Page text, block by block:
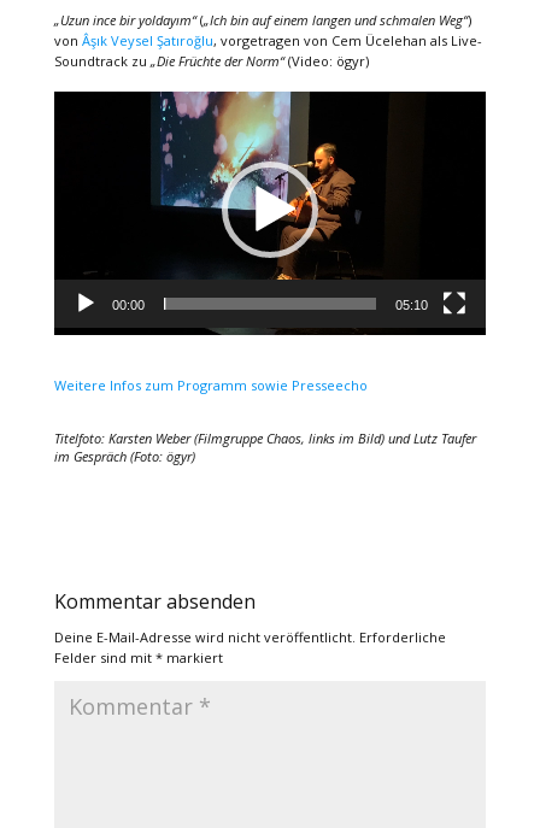
„Uzun ince bir yoldayım“(„Ich bin auf einem langen und schmalen Weg“)
von Âşık Veysel Şatıroğlu, vorgetragen von Cem Ücelehan als Live-
Soundtrack zu „Die Früchte der Norm“(Video: ögyr)
00:00 05:10
Weitere Infos zum Programm sowie Presseecho
Titelfoto: Karsten Weber (Filmgruppe Chaos, links im Bild) und Lutz Taufer
im Gespräch (Foto: ögyr)
Kommentar absenden
Deine E-Mail-Adresse wird nicht veröffentlicht. Erforderliche
Felder sind mit *markiert